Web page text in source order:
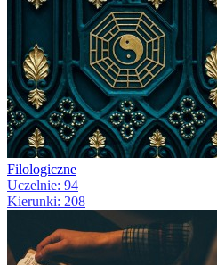
Filologiczne
Uczelnie: 94
Kierunki: 208